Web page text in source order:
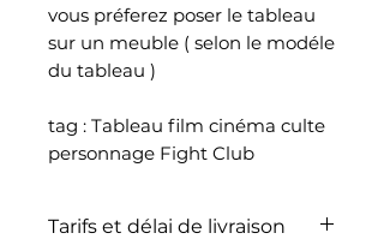
vous préferez poser le tableau
sur un meuble ( selon le modéle
du tableau )
tag : Tableau film cinéma culte
personnage Fight Club
Tarifs et délai de livraison